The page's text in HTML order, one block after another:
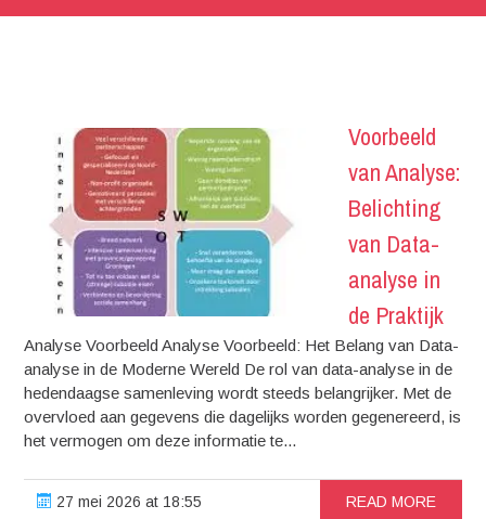
Voorbeeld
van Analyse:
Belichting
van Data-
analyse in
de Praktijk
Analyse Voorbeeld Analyse Voorbeeld: Het Belang van Data-
analyse in de Moderne Wereld De rol van data-analyse in de
hedendaagse samenleving wordt steeds belangrijker. Met de
overvloed aan gegevens die dagelijks worden gegenereerd, is
het vermogen om deze informatie te...
27 mei 2026 at 18:55 READ MORE